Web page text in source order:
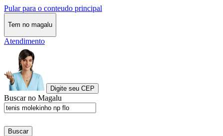
Pular para o conteudo principal
Tem no magalu
Atendimento
Digite seu CEP
Buscar no Magalu
Buscar